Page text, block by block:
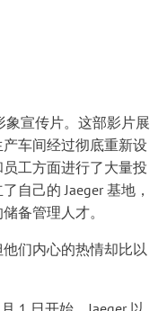
象宣传片。这部影片展
车间经过彻底重新设
工方面进行了大量投
自己的 Jaeger 基地，
备管理人才。
们内心的热情却比以